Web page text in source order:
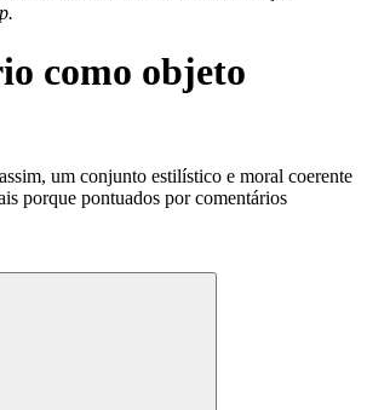
como objeto
um conjunto estilístico e moral coerente
porque pontuados por comentários